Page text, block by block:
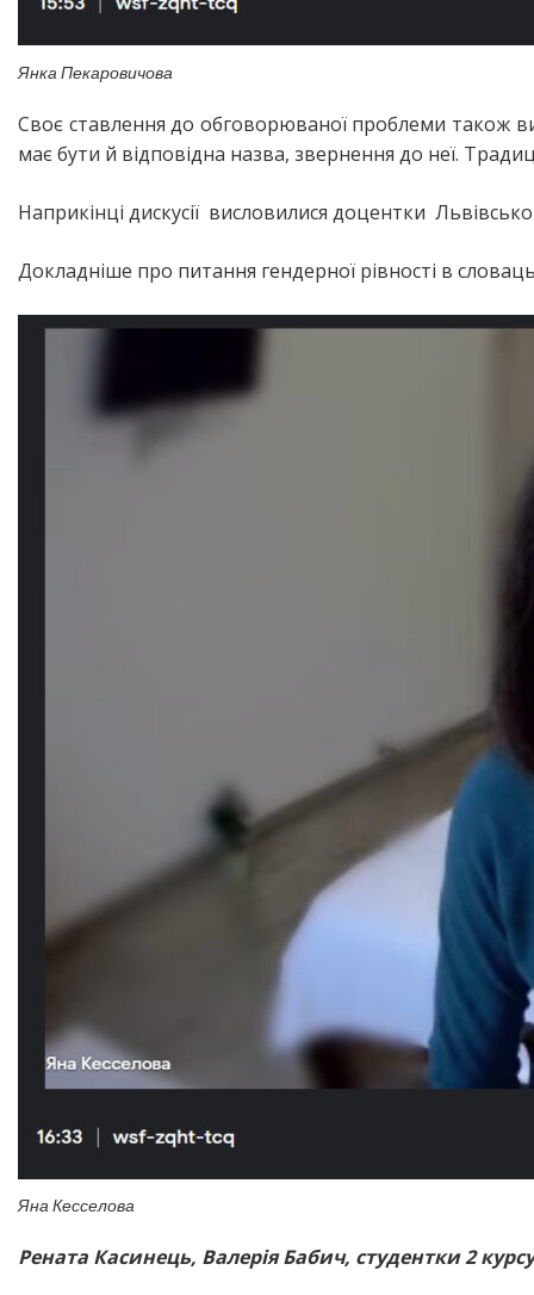
Янка Пекаровичова
Своє ставлення до обговорюваної проблеми також
має бути й відповідна назва, звернення до неї.
Наприкінці дискусії висловилися доцентки
Докладніше про питання гендерної рівності в
Яна Кесселова
Рената Касинець, Валерія Бабич, студентки 2